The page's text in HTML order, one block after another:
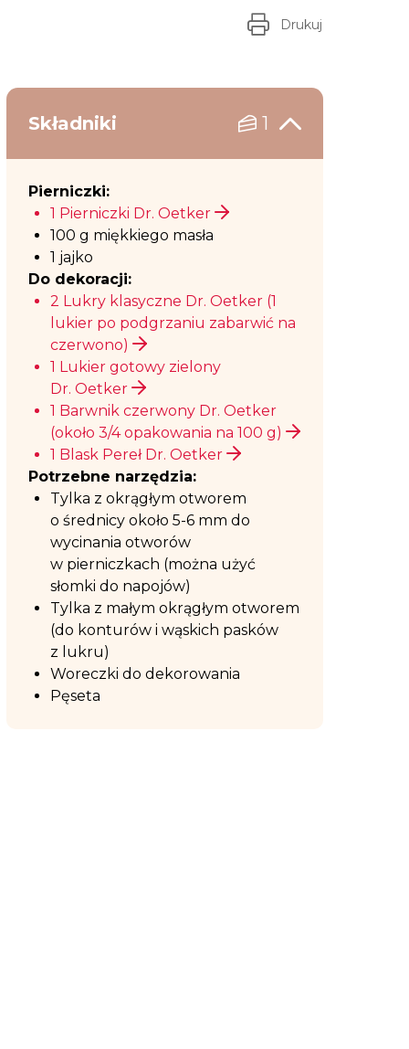
Drukuj
Składniki 1
Pierniczki:
1 Pierniczki Dr. Oetker
100 g miękkiego masła
1 jajko
Do dekoracji:
2 Lukry klasyczne Dr. Oetker (1
lukier po podgrzaniu zabarwić na
czerwono)
1 Lukier gotowy zielony
Dr. Oetker
1 Barwnik czerwony Dr. Oetker
(około 3/4 opakowania na 100 g)
1 Blask Pereł Dr. Oetker
Potrzebne narzędzia:
Tylka z okrągłym otworem
o średnicy około 5-6 mm do
wycinania otworów
w pierniczkach (można użyć
słomki do napojów)
Tylka z małym okrągłym otworem
(do konturów i wąskich pasków
z lukru)
Woreczki do dekorowania
Pęseta